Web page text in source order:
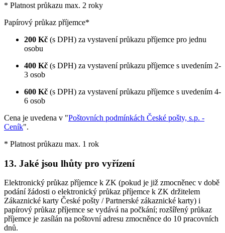
* Platnost průkazu max. 2 roky
Papírový průkaz příjemce*
200 Kč (s DPH) za vystavení průkazu příjemce pro jednu
osobu
400 Kč (s DPH) za vystavení průkazu příjemce s uvedením 2-
3 osob
600 Kč (s DPH) za vystavení průkazu příjemce s uvedením 4-
6 osob
Cena je uvedena v "Poštovních podmínkách České pošty, s.p. -
Ceník".
* Platnost průkazu max. 1 rok
13. Jaké jsou lhůty pro vyřízení
Elektronický průkaz příjemce k ZK (pokud je již zmocněnec v době
podání žádosti o elektronický průkaz příjemce k ZK držitelem
Zákaznické karty České pošty / Partnerské zákaznické karty) i
papírový průkaz příjemce se vydává na počkání; rozšířený průkaz
příjemce je zasílán na poštovní adresu zmocněnce do 10 pracovních
dnů.